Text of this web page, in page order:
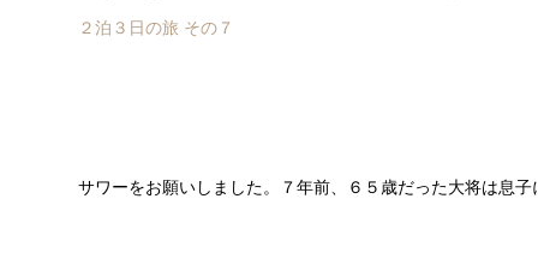
２泊３日の旅 その７
サワーをお願いしました。７年前、６５歳だった大将は息